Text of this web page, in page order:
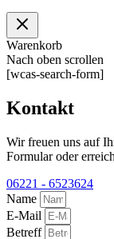
Warenkorb
Nach oben scrollen
[wcas-search-form]
Kontakt
Wir freuen uns auf
Formular oder
06221 - 6523624
Name
E-Mail
Betreff